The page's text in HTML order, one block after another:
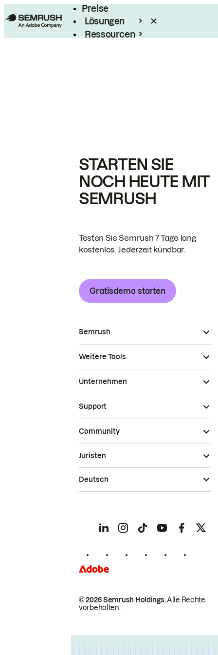
Preise
Lösungen
Ressourcen
STARTEN SIE
NOCH HEUTE MIT
SEMRUSH
Testen Sie Semrush 7 Tage lang
kostenlos. Jederzeit kündbar.
Gratisdemo starten
Semrush
Weitere Tools
Unternehmen
Support
Community
© 2026 Semrush Holdings.Alle Rechte
vorbehalten.
Juristen
Deutsch